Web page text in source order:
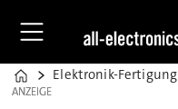
Home
Elektronik-Fertigung
ANZEIGE
ANZEIGE